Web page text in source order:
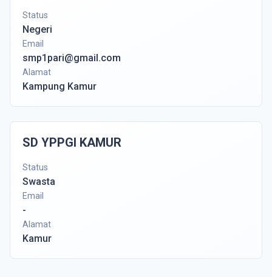
Status
Negeri
Email
smp1pari@gmail.com
Alamat
Kampung Kamur
SD YPPGI KAMUR
Status
Swasta
Email
-
Alamat
Kamur